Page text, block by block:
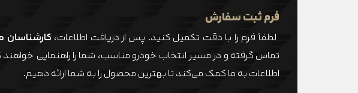
فرم ثبت سفارش
لطفاً فرم را با دقت تکمیل کنید. پس از دریافت اطلاعات، کارشناسان
تماس گرفته و در مسیر انتخاب خودرو مناسب، شما را راهنمایی خواهند
اطلاعات به ما کمک می‌کند تا بهترین محصول را به شما ارائه دهیم.